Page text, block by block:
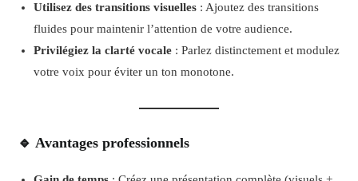
Utilisez des transitions visuelles : Ajoutez des transitions
fluides pour maintenir l’attention de votre audience.
Privilégiez la clarté vocale : Parlez distinctement et modulez
votre voix pour éviter un ton monotone.
🔹 Avantages professionnels